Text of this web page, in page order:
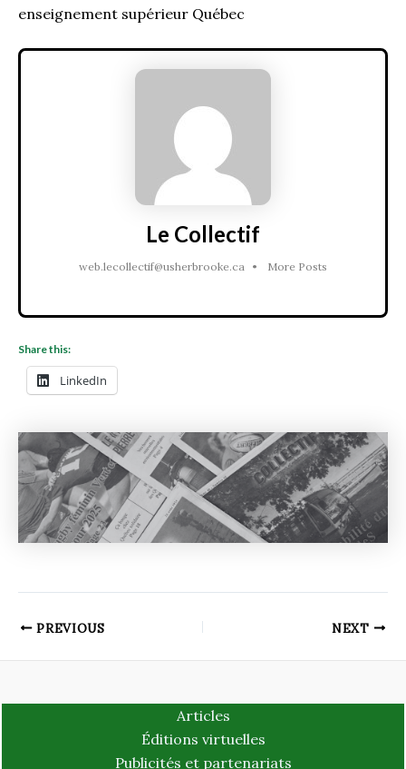
enseignement supérieur Québec
Le Collectif
web.lecollectif@usherbrooke.ca • More Posts
Share this:
LinkedIn
PREVIOUS NEXT
Articles
Éditions virtuelles
Publicités et partenariats